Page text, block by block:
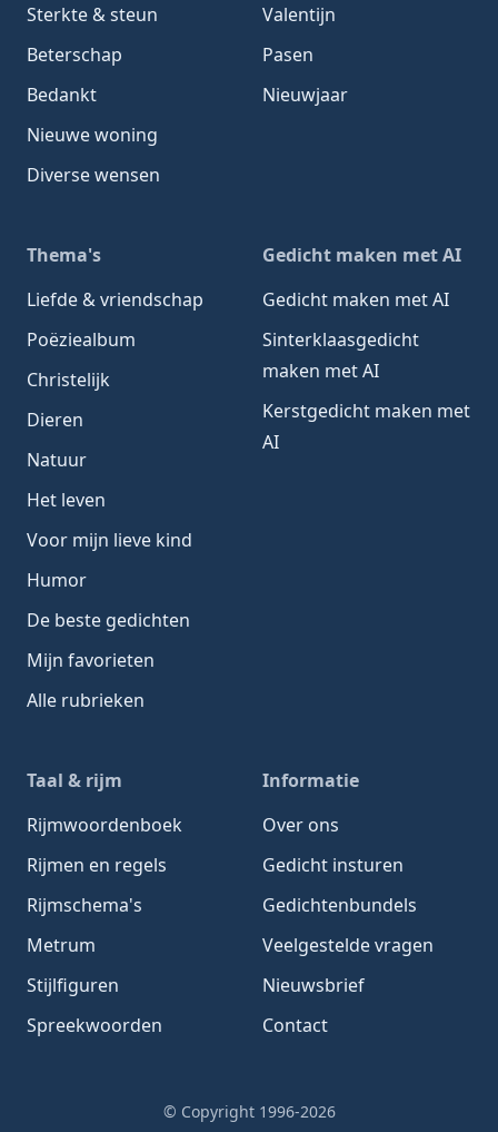
Sterkte & steun
Beterschap
Bedankt
Nieuwe woning
Diverse wensen
Valentijn
Pasen
Nieuwjaar
Thema's
Liefde & vriendschap
Poëziealbum
Christelijk
Dieren
Natuur
Het leven
Voor mijn lieve kind
Humor
De beste gedichten
Mijn favorieten
Alle rubrieken
Gedicht maken met AI
Gedicht maken met AI
Sinterklaasgedicht
maken met AI
Kerstgedicht maken met
AI
Taal & rijm
Rijmwoordenboek
Rijmen en regels
Rijmschema's
Metrum
Stijlfiguren
Spreekwoorden
Informatie
Over ons
Gedicht insturen
Gedichtenbundels
Veelgestelde vragen
Nieuwsbrief
Contact
© Copyright 1996-2026